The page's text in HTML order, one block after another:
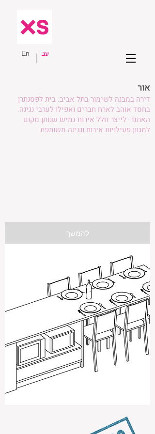
En עב
אור
דירה במבנה לשימור בתל אביב. בית לפסנתרן
בחסד אוהב לארח חברים ואפילו לערבי נגינה.
האתגר- לייצר חלל אירוח גמיש שנותן מקום
למגוון פעילויות אירוח ונגינה משותפת.
להמשך